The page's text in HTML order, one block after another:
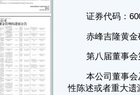
会及全体董事保证本公告内容不存在任何虚假
重大遗漏，并对其内容的真实性、准确性和完整
金矿业股份有限公司（以下简称“公司”）于
决方式召开第八届董事会第四次会议；本次会议应
席董事14人。本次会议的召开符合《公司法》等
门规章、规范性文件和《公司章程》的有关规定，
效。经与会董事审议，作出如下决议：
过《关于使用部分闲置募集资金暂时补充流动